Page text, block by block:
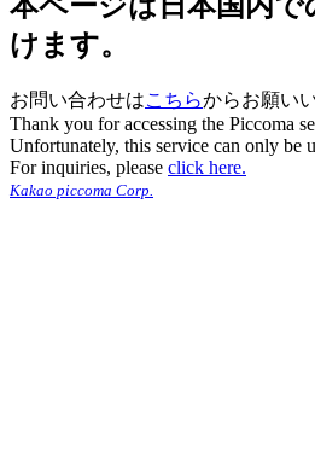
けます。
お問い合わせはこちらからお願い
Thank you for accessing the Piccoma
Unfortunately, this service can only be
For inquiries, please click here.
Kakao piccoma Corp.